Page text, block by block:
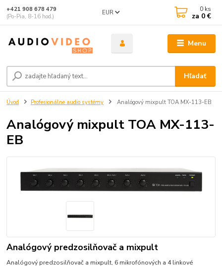
Menu
EUR
Hľadať
+421 908 678 479
(Po-Pia, 8-16 hod.)
0 ks
za 0 €
Úvod Profesionálne audio systémy Analógový mixpult TOA MX-113-EB
Analógový mixpult TOA MX-113-
EB
Analógový predzosilňovač a mixpult
Analógový predzosilňovač a mixpult, 6 mikrofónových a 4 linkové